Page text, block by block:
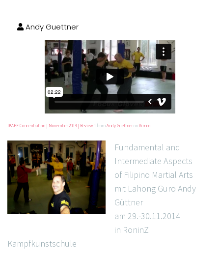
Andy Guettner
IKAEF Concentration | November 2014 | Review 1 fromAndy GuettneronVimeo
Fundamental and
Intermediate Aspects
of Filipino Martial Arts
mit Lahong Guro Andy
Güttner
am 29.-30.11.2014
in RoninZ
Kampfkunstschule